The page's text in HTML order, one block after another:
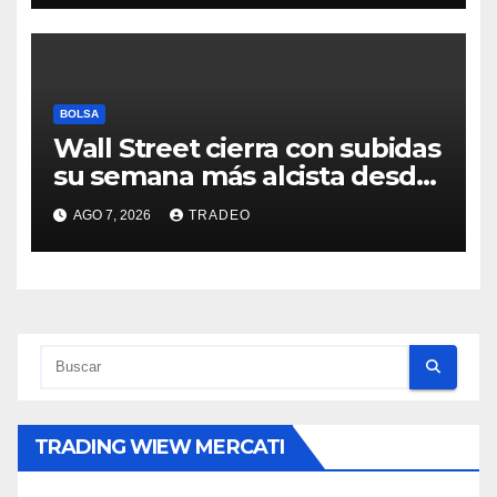
BOLSA
Wall Street cierra con subidas
su semana más alcista desde
abril
AGO 7, 2026 TRADEO
TRADING WIEW MERCATI